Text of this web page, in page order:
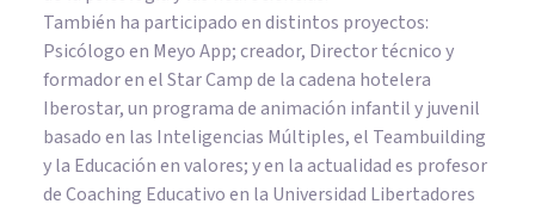
También ha participado en distintos proyectos:
Psicólogo en Meyo App; creador, Director técnico y
formador en el Star Camp de la cadena hotelera
Iberostar, un programa de animación infantil y juvenil
basado en las Inteligencias Múltiples, el Teambuilding
y la Educación en valores; y en la actualidad es profesor
de Coaching Educativo en la Universidad Libertadores